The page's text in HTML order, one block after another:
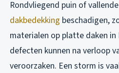
Rondvliegend puin of
dakbedekking beschadigen,
materialen op platte daken
defecten kunnen na verloop
veroorzaken. Een storm is